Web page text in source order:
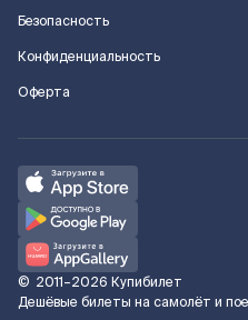
Безопасность
Конфиденциальность
Оферта
© 2011–2026 Купибилет
Дешёвые билеты на самолёт и